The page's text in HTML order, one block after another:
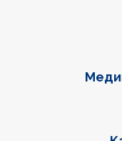
Фуутер